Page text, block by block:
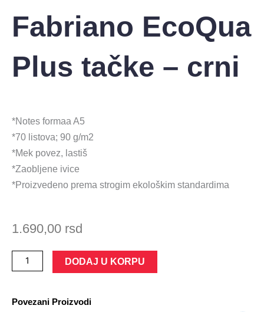
Fabriano EcoQua
Plus tačke – crni
*Notes formaa A5
*70 listova; 90 g/m2
*Mek povez, lastiš
*Zaobljene ivice
*Proizvedeno prema strogim ekološkim standardima
1.690,00 rsd
Notes
A5
EcoQua
DODAJ U KORPU
Povezani Proizvodi